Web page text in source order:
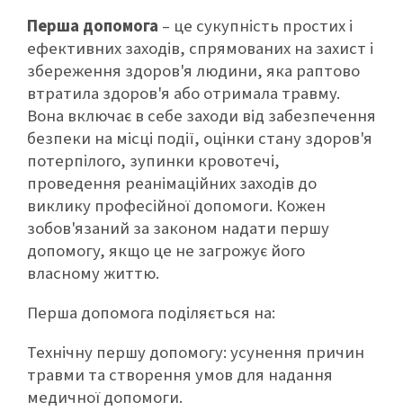
Перша допомога – це сукупність простих і
ефективних заходів, спрямованих на захист і
збереження здоров'я людини, яка раптово
втратила здоров'я або отримала травму.
Вона включає в себе заходи від забезпечення
безпеки на місці події, оцінки стану здоров'я
потерпілого, зупинки кровотечі,
проведення реанімаційних заходів до
виклику професійної допомоги. Кожен
зобов'язаний за законом надати першу
допомогу, якщо це не загрожує його
власному життю.
Перша допомога поділяється на:
Технічну першу допомогу: усунення причин
травми та створення умов для надання
медичної допомоги.